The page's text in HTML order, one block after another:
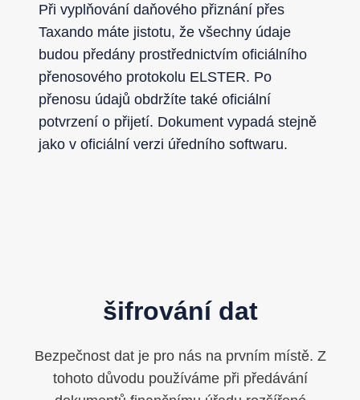
Při vyplňování daňového přiznání přes
Taxando máte jistotu, že všechny údaje
budou předány prostřednictvím oficiálního
přenosového protokolu ELSTER. Po
přenosu údajů obdržíte také oficiální
potvrzení o přijetí. Dokument vypadá stejně
jako v oficiální verzi úředního softwaru.
šifrování dat
Bezpečnost dat je pro nás na prvním místě. Z
tohoto důvodu používáme při předávání